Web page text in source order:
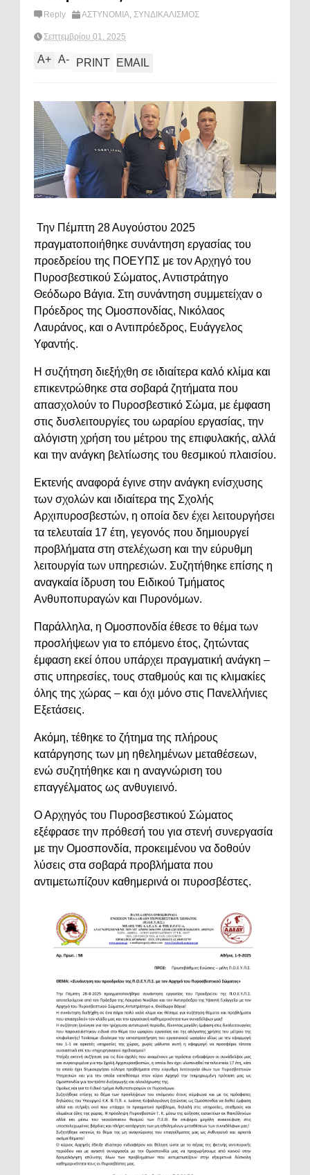
Reply ΑΣΤΥΝΟΜΙΑ, ΣΥΝΔΙΚΑΛΙΣΜΟΣ
Σεπτεμβρίου 01, 2025
A+ A- PRINT EMAIL
Την Πέμπτη 28 Αυγούστου 2025
πραγματοποιήθηκε συνάντηση εργασίας του
προεδρείου της ΠΟΕΥΠΣ με τον Αρχηγό του
Πυροσβεστικού Σώματος, Αντιστράτηγο
Θεόδωρο Βάγια. Στη συνάντηση συμμετείχαν ο
Πρόεδρος της Ομοσπονδίας, Νικόλαος
Λαυράνος, και ο Αντιπρόεδρος, Ευάγγελος
Υφαντής.
Η συζήτηση διεξήχθη σε ιδιαίτερα καλό κλίμα και
επικεντρώθηκε στα σοβαρά ζητήματα που
απασχολούν το Πυροσβεστικό Σώμα, με έμφαση
στις δυσλειτουργίες του ωραρίου εργασίας, την
αλόγιστη χρήση του μέτρου της επιφυλακής, αλλά
και την ανάγκη βελτίωσης του θεσμικού πλαισίου.
Εκτενής αναφορά έγινε στην ανάγκη ενίσχυσης
των σχολών και ιδιαίτερα της Σχολής
Αρχιπυροσβεστών, η οποία δεν έχει λειτουργήσει
τα τελευταία 17 έτη, γεγονός που δημιουργεί
προβλήματα στη στελέχωση και την εύρυθμη
λειτουργία των υπηρεσιών. Συζητήθηκε επίσης η
αναγκαία ίδρυση του Ειδικού Τμήματος
Ανθυποπυραγών και Πυρονόμων.
Παράλληλα, η Ομοσπονδία έθεσε το θέμα των
προσλήψεων για το επόμενο έτος, ζητώντας
έμφαση εκεί όπου υπάρχει πραγματική ανάγκη –
στις υπηρεσίες, τους σταθμούς και τις κλιμακίες
όλης της χώρας – και όχι μόνο στις Πανελλήνιες
Εξετάσεις.
Ακόμη, τέθηκε το ζήτημα της πλήρους
κατάργησης των μη ηθελημένων μεταθέσεων,
ενώ συζητήθηκε και η αναγνώριση του
επαγγέλματος ως ανθυγιεινό.
Ο Αρχηγός του Πυροσβεστικού Σώματος
εξέφρασε την πρόθεσή του για στενή συνεργασία
με την Ομοσπονδία, προκειμένου να δοθούν
λύσεις στα σοβαρά προβλήματα που
αντιμετωπίζουν καθημερινά οι πυροσβέστες.